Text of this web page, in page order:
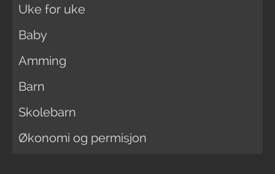
Uke for uke
Baby
Amming
Barn
Skolebarn
Økonomi og permisjon